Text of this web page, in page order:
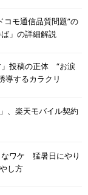
コモ通信品質問題”の
」の詳細解説
」投稿の正体 “お涙
導するカラクリ
、楽天モバイル契約
なワケ 猛暑日にやり
し方